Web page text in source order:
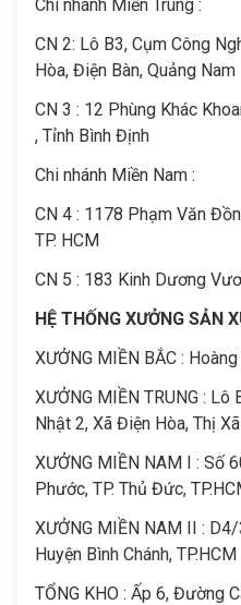
Chi nhánh Miền Trung :
CN 2: Lô B3, Cụm Công
Hòa, Điện Bàn, Quảng Nam
CN 3 : 12 Phùng Khác
, Tỉnh Bình Định
Chi nhánh Miền Nam :
CN 4 : 1178 Phạm Văn
TP. HCM
CN 5 : 183 Kinh Dương
HỆ THỐNG XƯỞNG SẢN
XƯỞNG MIỀN BẮC :
XƯỞNG MIỀN TRUNG : Lô
Nhật 2, Xã Điện Hòa, Thị
XƯỞNG MIỀN NAM I : Số
Phước, TP. Thủ Đức,
XƯỞNG MIỀN NAM II :
Huyện Bình Chánh, TP.HCM
TỔNG KHO : Ấp 6, Đường